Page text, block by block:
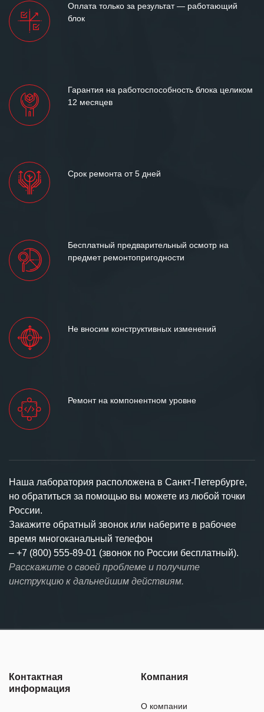
Оплата только за результат — работающий
блок
Гарантия на работоспособность блока целиком
12 месяцев
Срок ремонта от 5 дней
Бесплатный предварительный осмотр на
предмет ремонтопригодности
Не вносим конструктивных изменений
Ремонт на компонентном уровне
Наша лаборатория расположена в Санкт-Петербурге,
но обратиться за помощью вы можете из любой точки
России.
Закажите обратный звонок или наберите в рабочее
время многоканальный телефон
– +7 (800) 555-89-01 (звонок по России бесплатный).
Расскажите о своей проблеме и получите
инструкцию к дальнейшим действиям.
Контактная
информация
Компания
О компании